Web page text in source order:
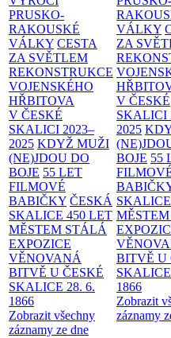
PRUSKO-
RAKOUSKÉ
VÁLKY CESTA
ZA SVĚTLEM
REKONSTRUKCE
VOJENSKÉHO
HŘBITOVA
V ČESKÉ
SKALICI 2023–
2025 KDYŽ MUŽI
(NE)JDOU DO
BOJE 55 LET
FILMOVÉ
BABIČKY ČESKÁ
SKALICE 450 LET
MĚSTEM STÁLÁ
EXPOZICE
VĚNOVANÁ
BITVĚ U ČESKÉ
SKALICE 28. 6.
1866
Zobrazit všechny
záznamy ze dne
VÁLKY
ZA
V ČESKÉ
SKALICI
2025
BOJE 55
MĚSTEM
BITVĚ U
SKALICE
1866
Zobrazit
záznamy